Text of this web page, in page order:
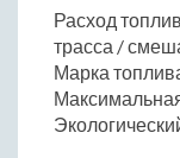
Расход
трасса /
Марка